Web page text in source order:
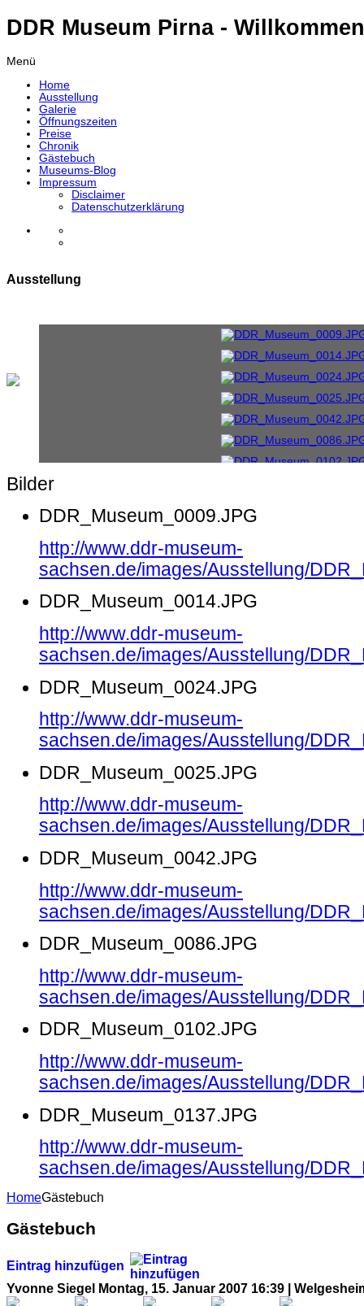
DDR Museum Pirna -
Menü
Home
Ausstellung
Galerie
Öffnungszeiten
Preise
Chronik
Gästebuch
Museums-Blog
Impressum
Disclaimer
Datenschutzerklärung
Ausstellung
Bilder
DDR_Museum_0009.JPG
http://www.ddr-museum-
sachsen.de/images/Ausstellung/
DDR_Museum_0014.JPG
http://www.ddr-museum-
sachsen.de/images/Ausstellung/
DDR_Museum_0024.JPG
http://www.ddr-museum-
sachsen.de/images/Ausstellung/
DDR_Museum_0025.JPG
http://www.ddr-museum-
sachsen.de/images/Ausstellung/
DDR_Museum_0042.JPG
http://www.ddr-museum-
sachsen.de/images/Ausstellung/
DDR_Museum_0086.JPG
http://www.ddr-museum-
sachsen.de/images/Ausstellung/
DDR_Museum_0102.JPG
http://www.ddr-museum-
sachsen.de/images/Ausstellung/
DDR_Museum_0137.JPG
http://www.ddr-museum-
sachsen.de/images/Ausstellung/
HomeGästebuch
Gästebuch
Eintrag hinzufügen
Yvonne Siegel
Montag, 15. Januar 2007 16:39 |